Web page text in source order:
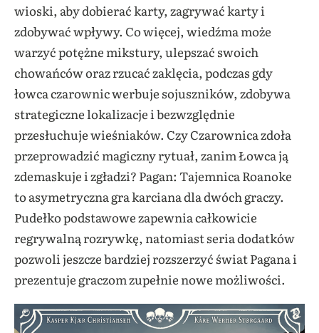
wioski, aby dobierać karty, zagrywać karty i
zdobywać wpływy. Co więcej, wiedźma może
warzyć potężne mikstury, ulepszać swoich
chowańców oraz rzucać zaklęcia, podczas gdy
łowca czarownic werbuje sojuszników, zdobywa
strategiczne lokalizacje i bezwzględnie
przesłuchuje wieśniaków. Czy Czarownica zdoła
przeprowadzić magiczny rytuał, zanim Łowca ją
zdemaskuje i zgładzi? Pagan: Tajemnica Roanoke
to asymetryczna gra karciana dla dwóch graczy.
Pudełko podstawowe zapewnia całkowicie
regrywalną rozrywkę, natomiast seria dodatków
pozwoli jeszcze bardziej rozszerzyć świat Pagana i
prezentuje graczom zupełnie nowe możliwości.